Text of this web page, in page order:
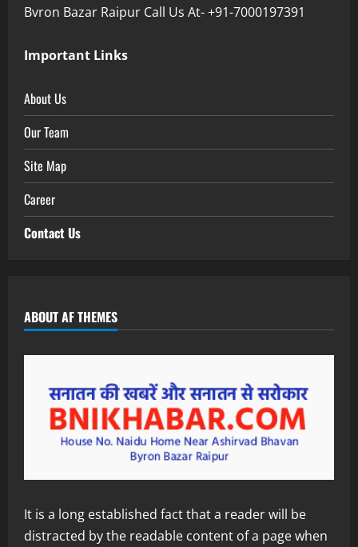
Bvron Bazar Raipur Call Us At- +91-7000197391
Important Links
About Us
Our Team
Site Map
Career
Contact Us
ABOUT AF THEMES
It is a long established fact that a reader will be
distracted by the readable content of a page when